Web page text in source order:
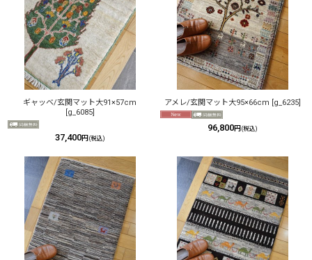
ギャッベ/玄関マット大91×57cm
[g_6085]
37,400円 (税込)
アメレ/玄関マット大95×66cm [g_6235]
96,800円 (税込)